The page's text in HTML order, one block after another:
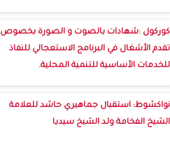
كوركول :شهادات بالصوت و الصورة بخصوص
تقدم الأشغال في البرنامج الاستعجالي للنفاذ
للخدمات الأساسية للتنمية المحلية.
نواكشوط: استقبال جماهيري حاشد للعلامة
الشيخ الفخامة ولد الشيخ سيديا